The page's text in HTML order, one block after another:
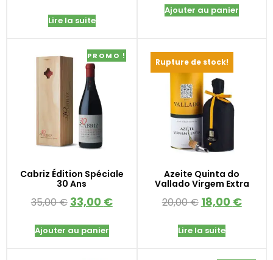
Lire la suite
Ajouter au panier
PROMO !
Cabriz Édition Spéciale
30 Ans
35,00€ 33,00 €
Ajouter au panier
Rupture de stock!
Azeite Quinta do
Vallado Virgem Extra
20,00€ 18,00 €
Lire la suite